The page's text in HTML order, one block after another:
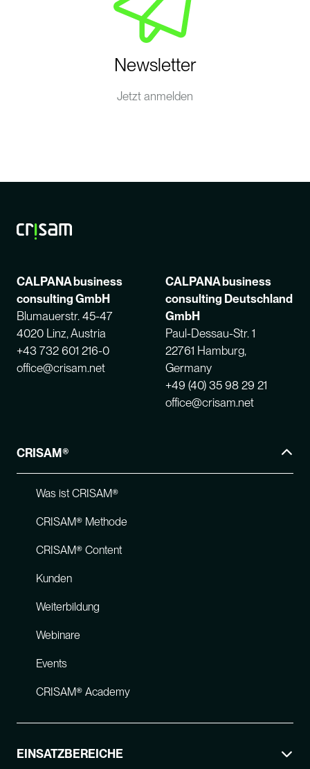
Newsletter
Jetzt anmelden
CALPANA business
consulting GmbH
Blumauerstr. 45-47
4020 Linz, Austria
+43 732 601 216-0
office@crisam.net
CALPANA business
consulting Deutschland
GmbH
Paul-Dessau-Str. 1
22761 Hamburg,
Germany
+49 (40) 35 98 29 21
office@crisam.net
CRISAM®
Was ist CRISAM®
CRISAM® Methode
CRISAM® Content
Kunden
Weiterbildung
Webinare
Events
CRISAM® Academy
EINSATZBEREICHE